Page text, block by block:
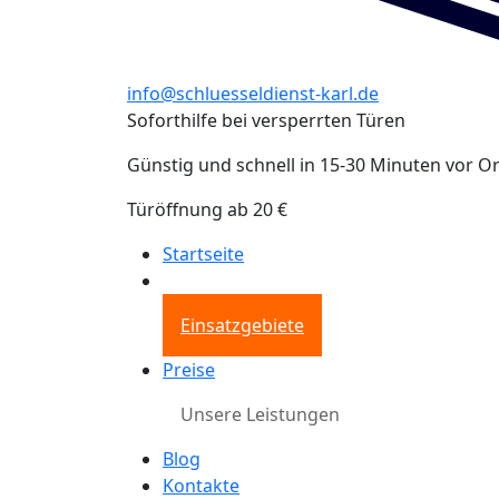
info@schluesseldienst-karl.de
Soforthilfe bei versperrten Türen
Günstig und schnell in 15-30 Minuten vor
Türöffnung ab 20 €
Startseite
Einsatzgebiete
Preise
Unsere Leistungen
Blog
Kontakte